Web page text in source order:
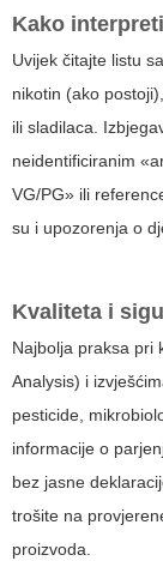
Kako
Uvijek čitajte listu
nikotin (ako
ili sladilaca.
neidentificiranim
VG/PG» ili
su i upozorenja o
Kvaliteta i
Najbolja praksa pri
Analysis) i
pesticide,
informacije o
bez jasne
trošite na
proizvoda.